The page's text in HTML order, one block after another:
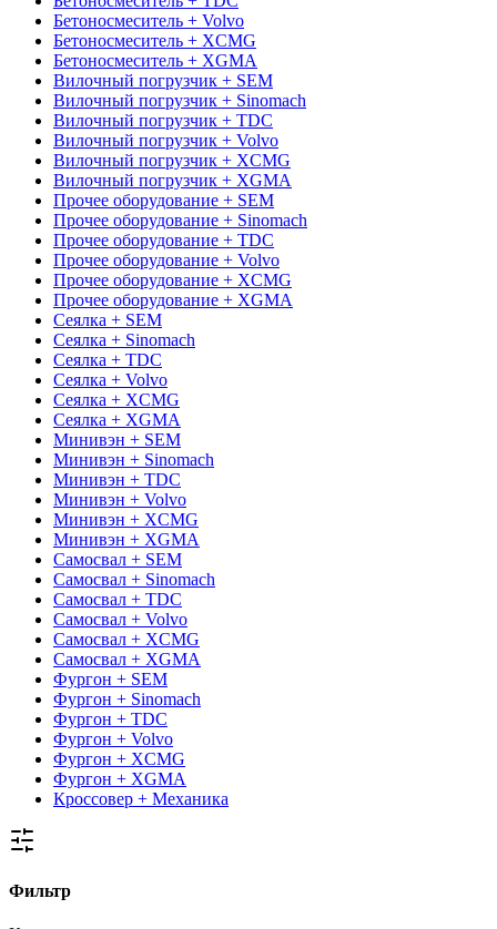
Бетоносмеситель + Volvo
Бетоносмеситель + XCMG
Бетоносмеситель + XGMA
Вилочный погрузчик + SEM
Вилочный погрузчик + Sinomach
Вилочный погрузчик + TDC
Вилочный погрузчик + Volvo
Вилочный погрузчик + XCMG
Вилочный погрузчик + XGMA
Прочее оборудование + SEM
Прочее оборудование + Sinomach
Прочее оборудование + TDC
Прочее оборудование + Volvo
Прочее оборудование + XCMG
Прочее оборудование + XGMA
Сеялка + SEM
Сеялка + Sinomach
Сеялка + TDC
Сеялка + Volvo
Сеялка + XCMG
Сеялка + XGMA
Минивэн + SEM
Минивэн + Sinomach
Минивэн + TDC
Минивэн + Volvo
Минивэн + XCMG
Минивэн + XGMA
Самосвал + SEM
Самосвал + Sinomach
Самосвал + TDC
Самосвал + Volvo
Самосвал + XCMG
Самосвал + XGMA
Фургон + SEM
Фургон + Sinomach
Фургон + TDC
Фургон + Volvo
Фургон + XCMG
Фургон + XGMA
Кроссовер + Механика
Фильтр